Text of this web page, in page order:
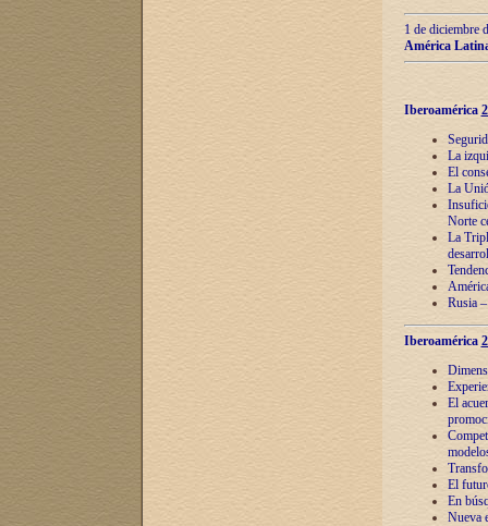
1 de diciembre
América
Iberoamérica
La
El
La
Norte
La
Rusia
Iberoamérica
El
El
En
Nueva